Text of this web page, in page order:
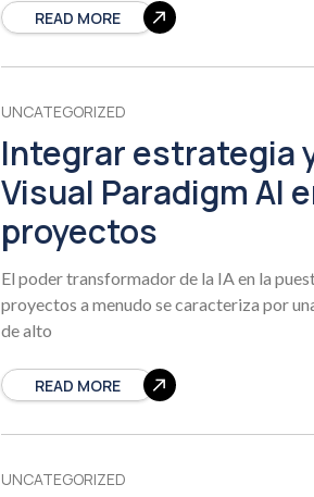
READ MORE
UNCATEGORIZED
Integrar estrategia
Visual Paradigm AI
proyectos
El poder transformador de la IA en la
proyectos a menudo se caracteriza por
de alto
READ MORE
UNCATEGORIZED